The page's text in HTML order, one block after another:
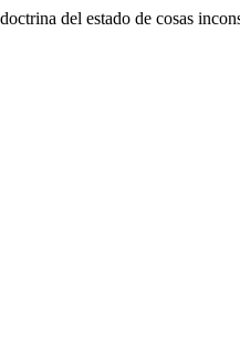
del estado de cosas